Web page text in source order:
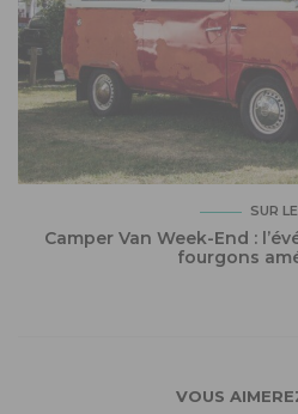
SUR
Camper Van Week-End :
fourgons
VOUS